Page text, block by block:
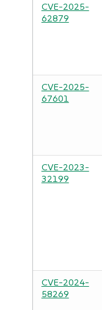
CVE-2025-
62879
CVE-2025-
67601
CVE-2023-
32199
CVE-2024-
58269